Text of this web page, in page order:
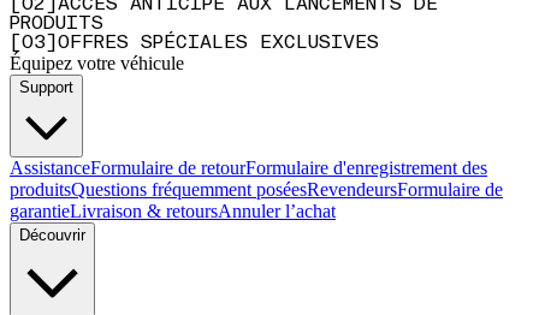
02
ACCÈS ANTICIPÉ AUX LANCEMENTS DE
PRODUITS
03 OFFRES SPÉCIALES EXCLUSIVES
Équipez votre véhicule
Support
AssistanceFormulaire de retourFormulaire d'enregistrement des
produitsQuestions fréquemment poséesRevendeursFormulaire de
garantieLivraison & retoursAnnuler l’achat
Découvrir